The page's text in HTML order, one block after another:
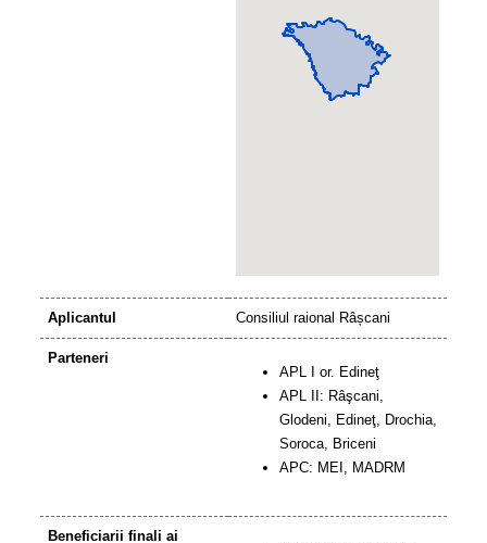
Aplicantul Consiliul raional Râșcani
Parteneri
APL I or. Edineţ
APL II: Râşcani,
Glodeni, Edineţ, Drochia,
Soroca, Briceni
APC: MEI, MADRM
Beneficiarii finali ai